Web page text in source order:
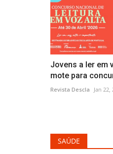
Jovens a ler em
mote para
Revista Descla Jan 22,
SAÚDE
14ª